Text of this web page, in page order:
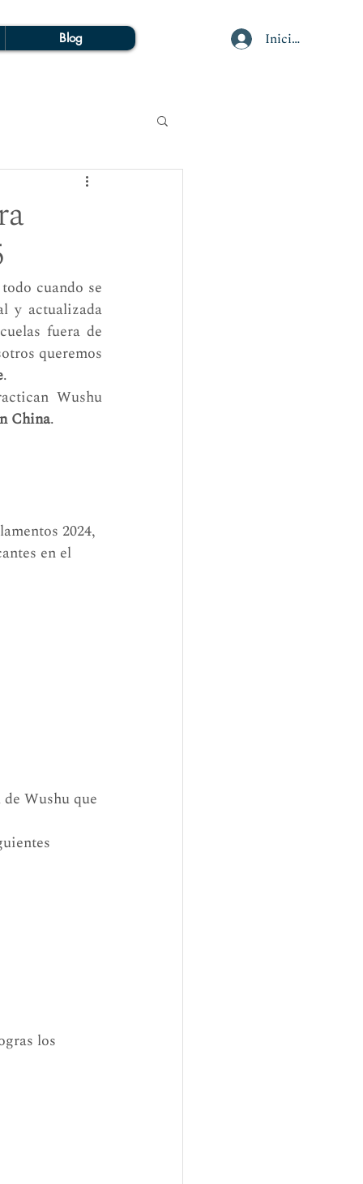
Blog Iniciar sesión
cuando se
y actualizada
fuera de
queremos
.
Wushu
China.
2024,
en el
Wushu que
los